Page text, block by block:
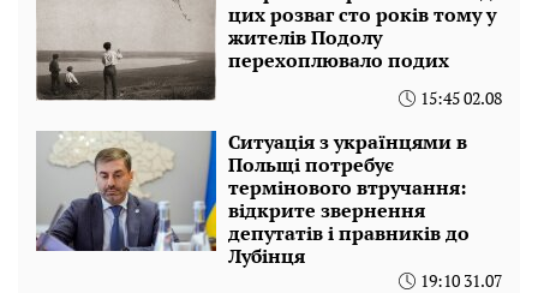
цих розваг сто років тому у
жителів Подолу
перехоплювало подих
15:45 02.08
Ситуація з українцями в
Польщі потребує
термінового втручання:
відкрите звернення
депутатів і правників до
Лубінця
19:10 31.07